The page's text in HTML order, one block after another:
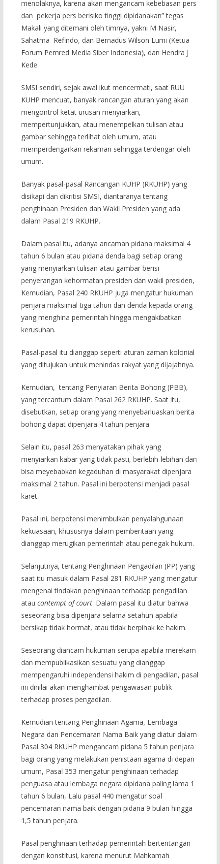
menolaknya, karena akan mengancam kebebasan pers
dan pekerja pers berisiko tinggi dipidanakan” tegas
Makali yang ditemani oleh timnya, yakni M Nasir,
Sahatma Refindo, dan Bernadus Wilson Lumi (Ketua
Forum Pemred Media Siber Indonesia), dan Hendra J
Kede.
SMSI sendiri, sejak awal ikut mencermati, saat RUU
KUHP mencuat, banyak rancangan aturan yang akan
mengontrol ketat urusan menyiarkan,
mempertunjukkan, atau menempelkan tulisan atau
gambar sehingga terlihat oleh umum, atau
memperdengarkan rekaman sehingga terdengar oleh
umum.
Banyak pasal-pasal Rancangan KUHP (RKUHP) yang
disikapi dan dikritisi SMSI, diantaranya tentang
penghinaan Presiden dan Wakil Presiden yang ada
dalam Pasal 219 RKUHP.
Dalam pasal itu, adanya ancaman pidana maksimal 4
tahun 6 bulan atau pidana denda bagi setiap orang
yang menyiarkan tulisan atau gambar berisi
penyerangan kehormatan presiden dan wakil presiden,
Kemudian, Pasal 240 RKUHP juga mengatur hukuman
penjara maksimal tiga tahun dan denda kepada orang
yang menghina pemerintah hingga mengakibatkan
kerusuhan.
Pasal-pasal itu dianggap seperti aturan zaman kolonial
yang ditujukan untuk menindas rakyat yang dijajahnya.
Kemudian, tentang Penyiaran Berita Bohong (PBB),
yang tercantum dalam Pasal 262 RKUHP. Saat itu,
disebutkan, setiap orang yang menyebarluaskan berita
bohong dapat dipenjara 4 tahun penjara.
Selain itu, pasal 263 menyatakan pihak yang
menyiarkan kabar yang tidak pasti, berlebih-lebihan dan
bisa meyebabkan kegaduhan di masyarakat dipenjara
maksimal 2 tahun. Pasal ini berpotensi menjadi pasal
karet.
Pasal ini, berpotensi menimbulkan penyalahgunaan
kekuasaan, khususnya dalam pemberitaan yang
dianggap merugikan pemerintah atau penegak hukum.
Selanjutnya, tentang Penghinaan Pengadilan (PP) yang
saat itu masuk dalam Pasal 281 RKUHP yang mengatur
mengenai tindakan penghinaan terhadap pengadilan
atau contempt of court. Dalam pasal itu diatur bahwa
seseorang bisa dipenjara selama setahun apabila
bersikap tidak hormat, atau tidak berpihak ke hakim.
Seseorang diancam hukuman serupa apabila merekam
dan mempublikasikan sesuatu yang dianggap
mempengaruhi independensi hakim di pengadilan, pasal
ini dinilai akan menghambat pengawasan publik
terhadap proses pengadilan.
Kemudian tentang Penghinaan Agama, Lembaga
Negara dan Pencemaran Nama Baik yang diatur dalam
Pasal 304 RKUHP mengancam pidana 5 tahun penjara
bagi orang yang melakukan penistaan agama di depan
umum, Pasal 353 mengatur penghinaan terhadap
penguasa atau lembaga negara dipidana paling lama 1
tahun 6 bulan, Lalu pasal 440 mengatur soal
pencemaran nama baik dengan pidana 9 bulan hingga
1,5 tahun penjara.
Pasal penghinaan terhadap pemerintah bertentangan
dengan konstitusi, karena menurut Mahkamah